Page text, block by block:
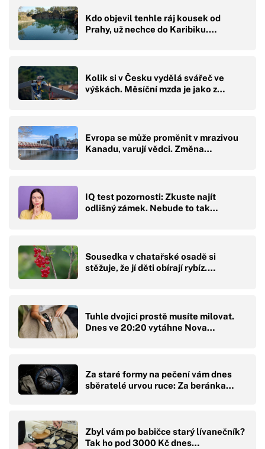
Kdo objevil tenhle ráj kousek od
Prahy, už nechce do Karibiku.…
Kolik si v Česku vydělá svářeč ve
výškách. Měsíční mzda je jako z…
Evropa se může proměnit v mrazivou
Kanadu, varují vědci. Změna…
IQ test pozornosti: Zkuste najít
odlišný zámek. Nebude to tak…
Sousedka v chatařské osadě si
stěžuje, že jí děti obírají rybíz.…
Tuhle dvojici prostě musíte milovat.
Dnes ve 20:20 vytáhne Nova…
Za staré formy na pečení vám dnes
sběratelé urvou ruce: Za beránka…
Zbyl vám po babičce starý lívanečník?
Tak ho pod 3000 Kč dnes…